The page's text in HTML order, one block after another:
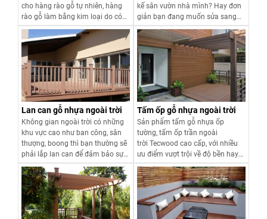
cho hàng rào gỗ tự nhiên, hàng
rào gỗ làm bằng kim loại do có
nhiều lợi thế về độ bền cao, thân
thiện với môi trường, dễ dàng vệ
sinh và bảo trì, có thể được sơn
lại theo sở thích của bạn.
Xem chi tiết
kế sân vườn nhà mình? Hay đơn
giản bạn đang muốn sửa sang
lại góc sân, hiên nhà theo phong
cách hiện đại? Giàn hoa gỗ nhựa
sẽ là gợi ý khá hữu ích cho bạn.
Xem chi tiết
Lan can gỗ nhựa ngoài trời
Không gian ngoài trời có những
khu vực cao như ban công, sân
thượng, boong thì bạn thường sẽ
phải lắp lan can để đảm bảo sự
an toàn. Để đồng bộ với sàn gỗ
ngoài trời lát cho các khu vực này
thì lan can gỗ ngoài trời là lựa
chọn phù hợp nhất.
Xem chi tiết
Tấm ốp gỗ nhựa ngoài trời
Sản phẩm tấm gỗ nhựa ốp
tường, tấm ốp trần ngoài
trời Tecwood cao cấp, với nhiều
ưu điểm vượt trội về độ bền hay
tính thẩm mỹ của chúng ngay cả
trong điều kiện thời tiết mưa,
nắng khắc nghiệt.
Xem chi tiết